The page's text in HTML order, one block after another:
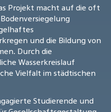
Projekt macht auf die oft
und die Bildung von
Durch die
Wasserkreislauf
Vielfalt im städtischen
Studierende und